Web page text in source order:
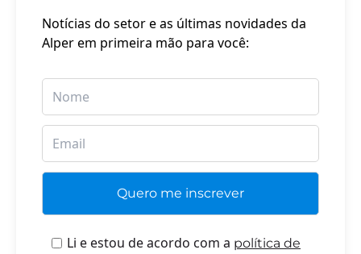
Notícias do setor e as últimas novidades da
Alper em primeira mão para você:
Li e estou de acordo com a política de